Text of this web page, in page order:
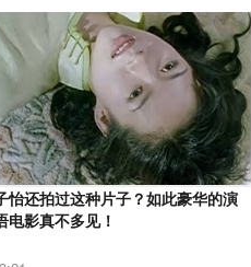
怡还拍过这种片子？如此豪华的演
电影真不多见！